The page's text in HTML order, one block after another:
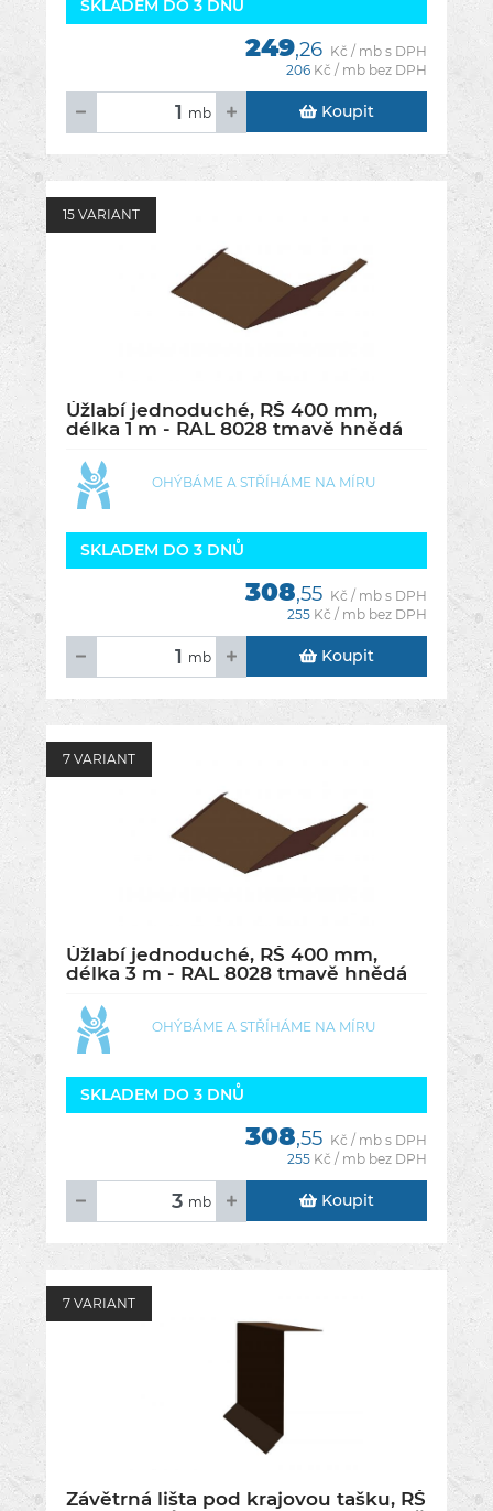
SKLADEM DO 3 DNŮ
249,26 Kč / mb s DPH
206 Kč / mb bez DPH
mb Koupit
15 VARIANT
Úžlabí jednoduché, RŠ 400 mm,
délka 1 m - RAL 8028 tmavě hnědá
OHÝBÁME A STŘÍHÁME NA MÍRU
SKLADEM DO 3 DNŮ
308,55 Kč / mb s DPH
255 Kč / mb bez DPH
mb Koupit
7 VARIANT
Úžlabí jednoduché, RŠ 400 mm,
délka 3 m - RAL 8028 tmavě hnědá
OHÝBÁME A STŘÍHÁME NA MÍRU
SKLADEM DO 3 DNŮ
308,55 Kč / mb s DPH
255 Kč / mb bez DPH
mb Koupit
7 VARIANT
Závětrná lišta pod krajovou tašku, RŠ